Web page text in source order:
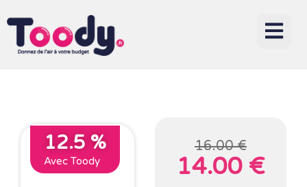
12.5 %
Avec Toody
16.00 €
14.00 €